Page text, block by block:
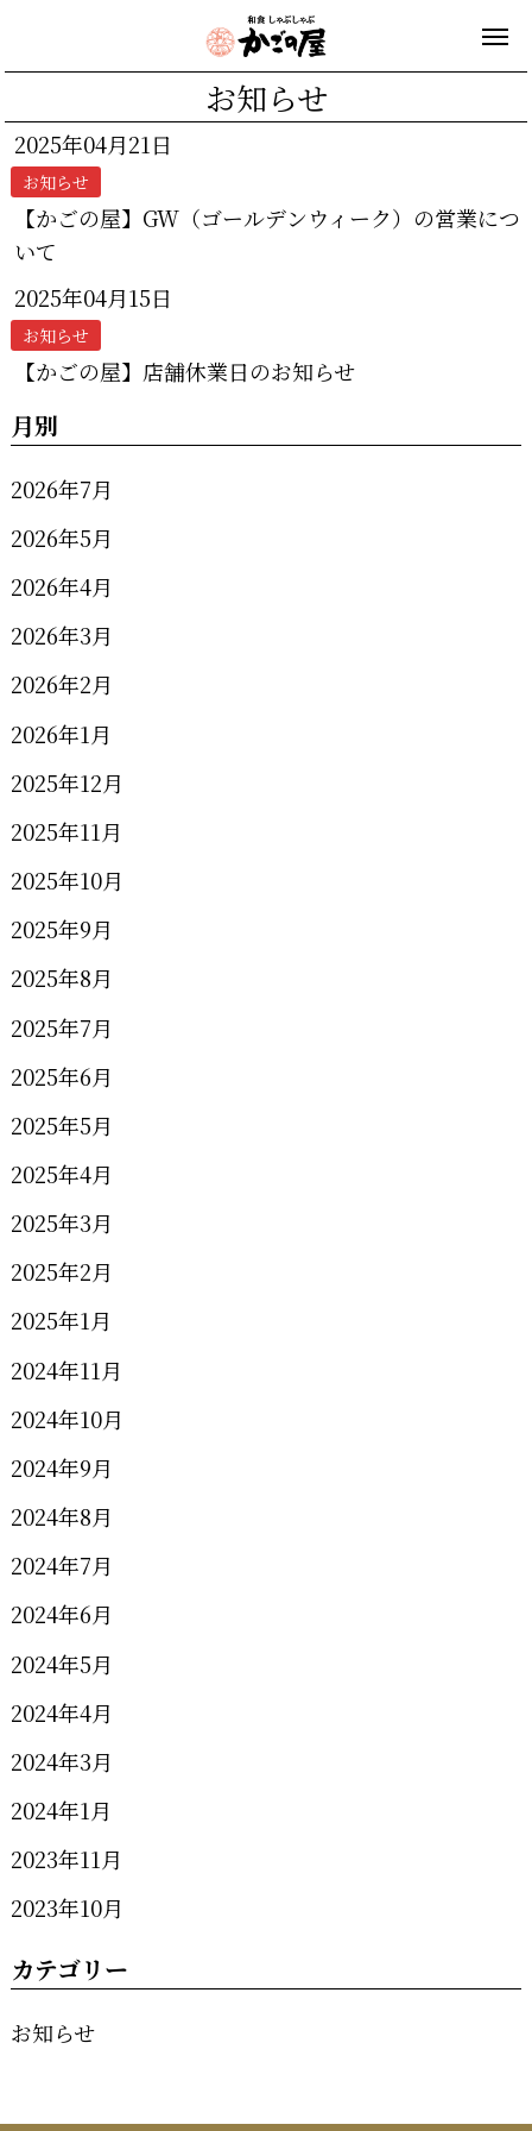
お知らせ
2025年04月21日
お知らせ
【かごの屋】GW（ゴールデンウィーク）の営業につ
いて
2025年04月15日
お知らせ
【かごの屋】店舗休業日のお知らせ
月別
2026年7月
2026年5月
2026年4月
2026年3月
2026年2月
2026年1月
2025年12月
2025年11月
2025年10月
2025年9月
2025年8月
2025年7月
2025年6月
2025年5月
2025年4月
2025年3月
2025年2月
2025年1月
2024年11月
2024年10月
2024年9月
2024年8月
2024年7月
2024年6月
2024年5月
2024年4月
2024年3月
2024年1月
2023年11月
2023年10月
カテゴリー
お知らせ